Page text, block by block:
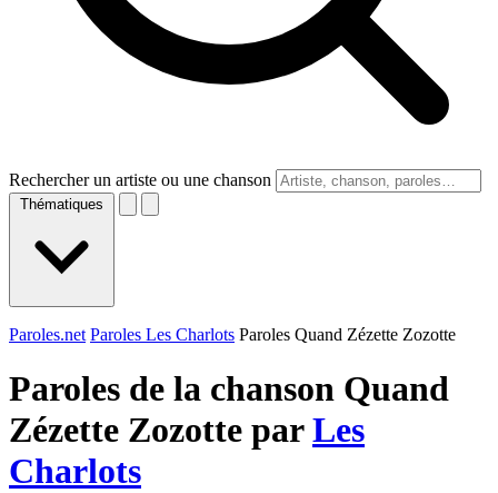
Rechercher un artiste ou une chanson
Thématiques
Paroles.net Paroles Les Charlots Paroles Quand Zézette Zozotte
Paroles de la chanson Quand
Zézette Zozotte parLes
Charlots